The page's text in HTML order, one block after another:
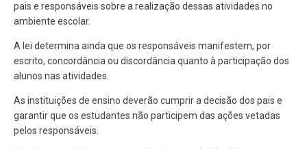
pais e responsáveis sobre a realização dessas atividades no
ambiente escolar.
A lei determina ainda que os responsáveis manifestem, por
escrito, concordância ou discordância quanto à participação dos
alunos nas atividades.
As instituições de ensino deverão cumprir a decisão dos pais e
garantir que os estudantes não participem das ações vetadas
pelos responsáveis.